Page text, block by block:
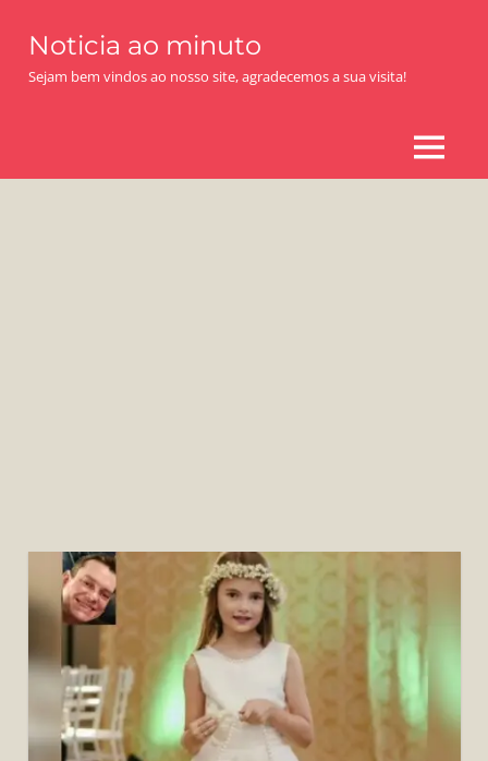
content
Noticia ao minuto
Sejam bem vindos ao nosso site, agradecemos a sua visita!
MENU